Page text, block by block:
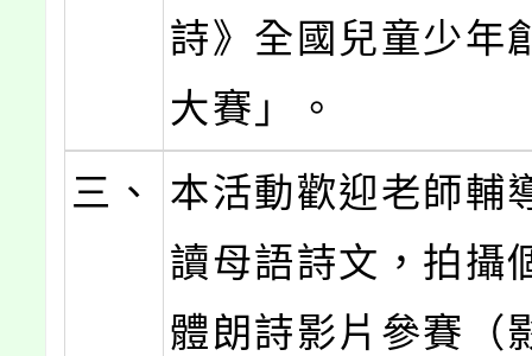
詩》全國兒童少年
大賽」。
三、
本活動歡迎老師輔
讀母語詩文，拍攝
體朗詩影片參賽（